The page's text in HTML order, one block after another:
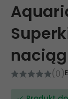
(0)